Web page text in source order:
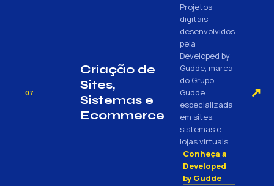
07
Criação de
Sites,
Sistemas e
Ecommerce
Projetos
digitais
desenvolvidos
pela
Developed by
Gudde, marca
do Grupo
Gudde
especializada
em sites,
sistemas e
lojas virtuais.
Conheça a
Developed
by Gudde
↗